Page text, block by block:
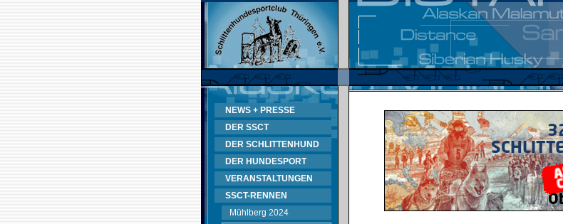
NEWS + PRESSE
DER SSCT
DER SCHLITTENHUND
DER HUNDESPORT
VERANSTALTUNGEN
SSCT-RENNEN
Mühlberg 2024